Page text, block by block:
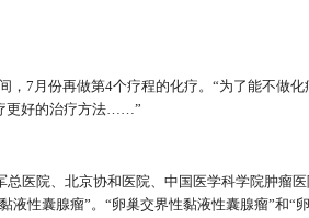
，7月份再做第4个疗程的化疗。“为了能不做
更好的治疗方法……”
医院、北京协和医院、中国医学科学院肿瘤
液性囊腺瘤”。“卵巢交界性黏液性囊腺瘤”和“